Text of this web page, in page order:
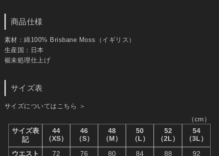
商品仕様
素材：綿100% Brisbane Moss（イギリス）
生産国：日本
裾未処理仕上げ
サイズ表
サイズについてはこちら ＞